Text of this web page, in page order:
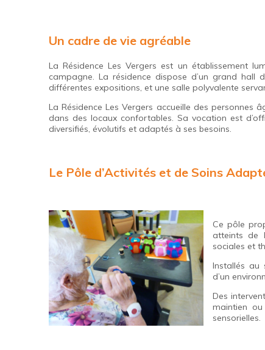
Un cadre de vie agréable
La Résidence Les Vergers est un établissement
campagne. La résidence dispose d’un grand hall
différentes expositions, et une salle polyvalente
La Résidence Les Vergers accueille des personnes
dans des locaux confortables. Sa vocation est
diversifiés, évolutifs et adaptés à ses besoins.
Le Pôle d’Activités et de Soins
Ce pôle
atteints de
sociales et
Installés au
d’un
Des
maintien
sensorielles.